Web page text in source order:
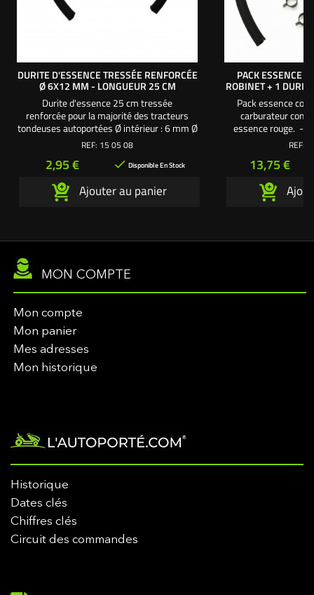
DURITE D'ESSENCE TRESSÉE RENFORCÉE
Ø 6X12 MM - LONGUEUR 25 CM
Durite d'essence 25 cm tressée
renforcée pour la majorité des tracteurs
tondeuses autoportées Ø intérieur : 6 mm Ø
extérieur : 12 mm Longueur : 25 cm
REF: 15 05 08
Prix
2,95 €  Disponible En Stock
Ajouter au panier
PACK ESSENCE :
ROBINET + 1
Pack essence
carburateur
essence rouge. -
1 durite
majorité des
exclusive
REF:
Prix
13,75 €
MON COMPTE
Mon compte
Mon panier
Mes adresses
Mon historique
Historique
Dates clés
Chiffres clés
Circuit des commandes